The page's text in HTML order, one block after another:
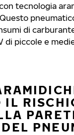
tecnologia
di
di piccole e
IL